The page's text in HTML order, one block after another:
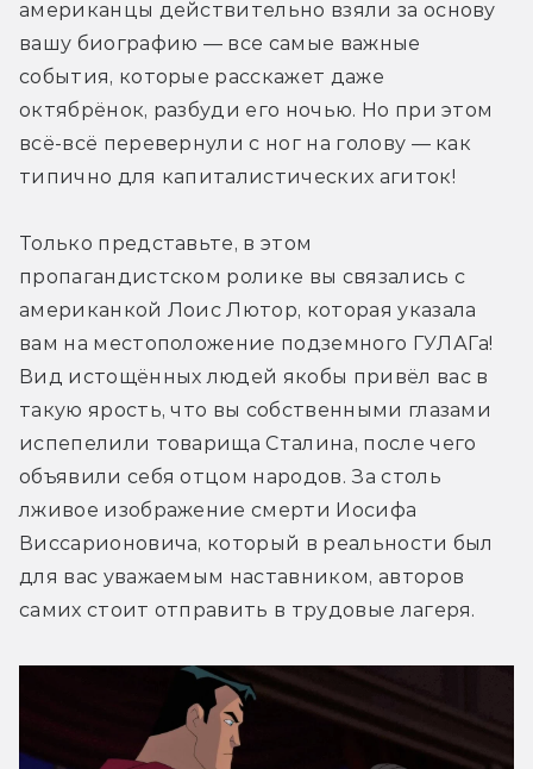
американцы действительно взяли за основу
вашу биографию — все самые важные
события, которые расскажет даже
октябрёнок, разбуди его ночью. Но при этом
всё-всё перевернули с ног на голову — как
типично для капиталистических агиток!
Только представьте, в этом
пропагандистском ролике вы связались с
американкой Лоис Лютор, которая указала
вам на местоположение подземного ГУЛАГа!
Вид истощённых людей якобы привёл вас в
такую ярость, что вы собственными глазами
испепелили товарища Сталина, после чего
объявили себя отцом народов. За столь
лживое изображение смерти Иосифа
Виссарионовича, который в реальности был
для вас уважаемым наставником, авторов
самих стоит отправить в трудовые лагеря.